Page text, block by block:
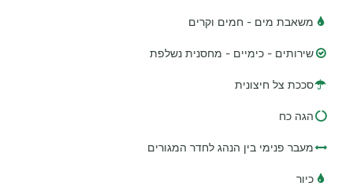
משאבת מים - חמים וקרים
שירותים - כימיים - מחסנית נשלפת
סככת צל חיצונית
הגה כח
מעבר פנימי בין הנהג לחדר המגורים
כיור